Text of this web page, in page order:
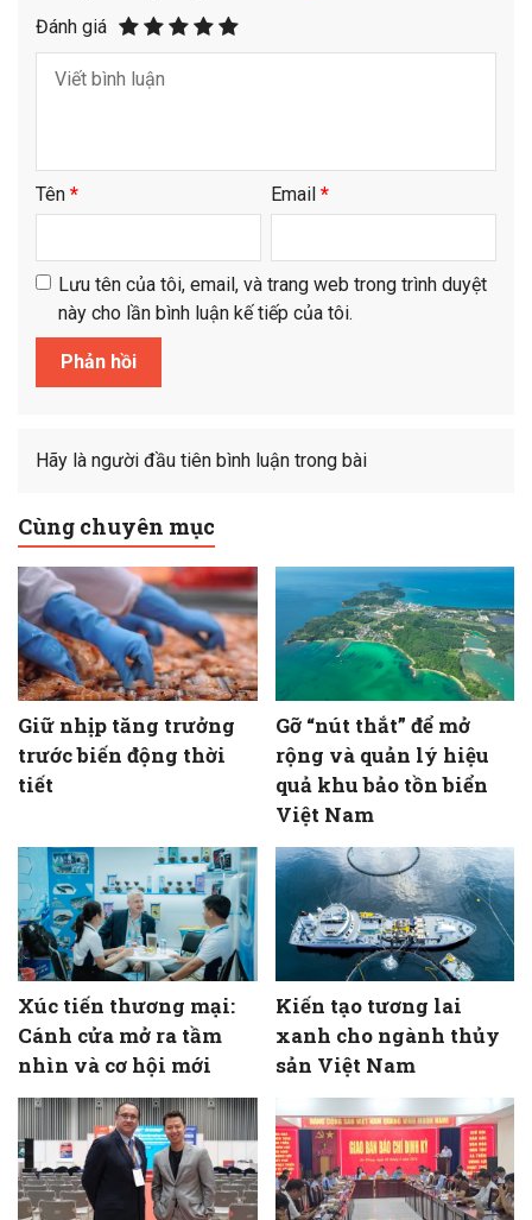
Đánh giá
Tên * Email *
Lưu tên của tôi, email, và trang web trong trình duyệt
này cho lần bình luận kế tiếp của tôi.
Hãy là người đầu tiên bình luận trong bài
Cùng chuyên mục
Giữ nhịp tăng trưởng
trước biến động thời
tiết
Gỡ “nút thắt” để mở
rộng và quản lý hiệu
quả khu bảo tồn biển
Việt Nam
Xúc tiến thương mại:
Cánh cửa mở ra tầm
nhìn và cơ hội mới
Kiến tạo tương lai
xanh cho ngành thủy
sản Việt Nam